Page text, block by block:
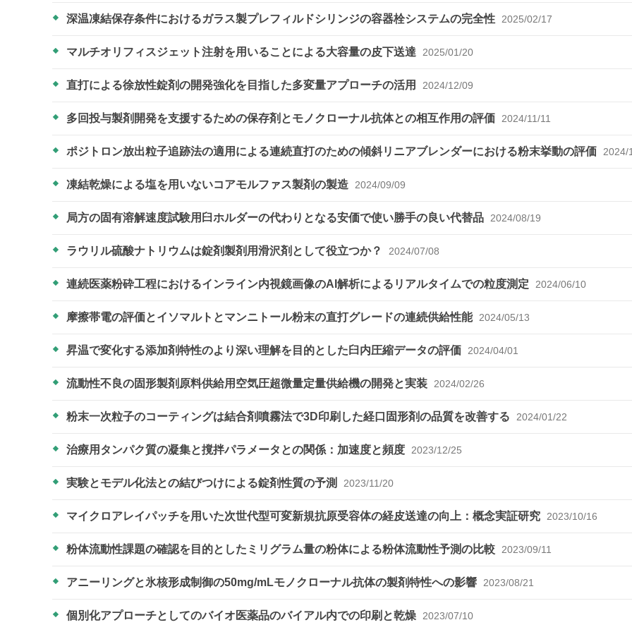
深温凍結保存条件におけるガラス製プレフィルドシリンジの容器栓システムの完全性 2025/02/17
マルチオリフィスジェット注射を用いることによる大容量の皮下送達 2025/01/20
直打による徐放性錠剤の開発強化を目指した多変量アプローチの活用 2024/12/09
多回投与製剤開発を支援するための保存剤とモノクローナル抗体との相互作用の評価 2024/11/11
ポジトロン放出粒子追跡法の適用による連続直打のための傾斜リニアブレンダーにおける粉末挙動の評価 2024/
凍結乾燥による塩を用いないコアモルファス製剤の製造 2024/09/09
局方の固有溶解速度試験用臼ホルダーの代わりとなる安価で使い勝手の良い代替品 2024/08/19
ラウリル硫酸ナトリウムは錠剤製剤用滑沢剤として役立つか？ 2024/07/08
連続医薬粉砕工程におけるインライン内視鏡画像のAI解析によるリアルタイムでの粒度測定 2024/06/10
摩擦帯電の評価とイソマルトとマンニトール粉末の直打グレードの連続供給性能 2024/05/13
昇温で変化する添加剤特性のより深い理解を目的とした臼内圧縮データの評価 2024/04/01
流動性不良の固形製剤原料供給用空気圧超微量定量供給機の開発と実装 2024/02/26
粉末一次粒子のコーティングは結合剤噴霧法で3D印刷した経口固形剤の品質を改善する 2024/01/22
治療用タンパク質の凝集と撹拌パラメータとの関係：加速度と頻度 2023/12/25
実験とモデル化法との結びつけによる錠剤性質の予測 2023/11/20
マイクロアレイパッチを用いた次世代型可変新規抗原受容体の経皮送達の向上：概念実証研究 2023/10/16
粉体流動性課題の確認を目的としたミリグラム量の粉体による粉体流動性予測の比較 2023/09/11
アニーリングと氷核形成制御の50mg/mLモノクローナル抗体の製剤特性への影響 2023/08/21
個別化アプローチとしてのバイオ医薬品のバイアル内での印刷と乾燥 2023/07/10